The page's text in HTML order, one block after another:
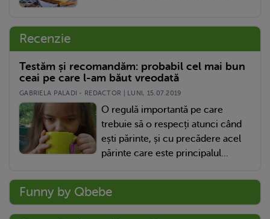
Recenzie
Testăm și recomandăm: probabil cel mai bun
ceai pe care l-am băut vreodată
GABRIELA PALADI - REDACTOR | LUNI, 15.07.2019
O regulă importantă pe care
trebuie să o respecți atunci când
ești părinte, și cu precădere acel
părinte care este principalul...
Funny by Qbebe